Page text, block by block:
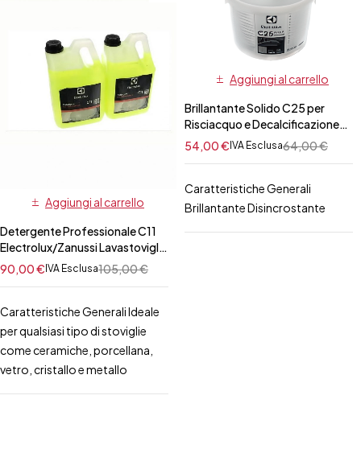
Aggiungi al carrello
Detergente Professionale C11
Electrolux/Zanussi Lavastoviglie
10 Lt
105,00€
90,00€ IVA Esclusa
Caratteristiche Generali Ideale
per qualsiasi tipo di stoviglie
come ceramiche, porcellana,
vetro, cristallo e metallo
Aggiungi al carrello
Brillantante Solido C25 per
Risciacquo e Decalcificazione
Professionale
Electrolux/Zanussi per Forno 50
64,00€
54,00€ IVA Esclusa
Caratteristiche Generali
Brillantante Disincrostante